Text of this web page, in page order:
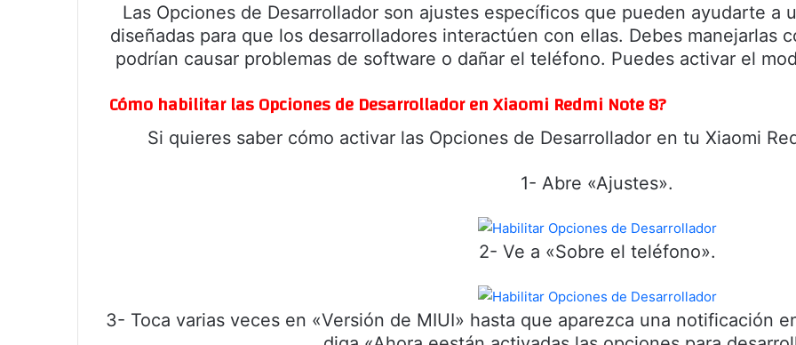
Las Opciones de Desarrollador son ajustes específicos que pueden ayudarte a
diseñadas para que los desarrolladores interactúen con ellas. Debes manejarlas
podrían causar problemas de software o dañar el teléfono. Puedes activar el
Cómo habilitar las Opciones de Desarrollador en Xiaomi Redmi Note 8?
Si quieres saber cómo activar las Opciones de Desarrollador en tu Xiaomi
1- Abre «Ajustes».
2- Ve a «Sobre el teléfono».
3- Toca varias veces en «Versión de MIUI» hasta que aparezca una notificación